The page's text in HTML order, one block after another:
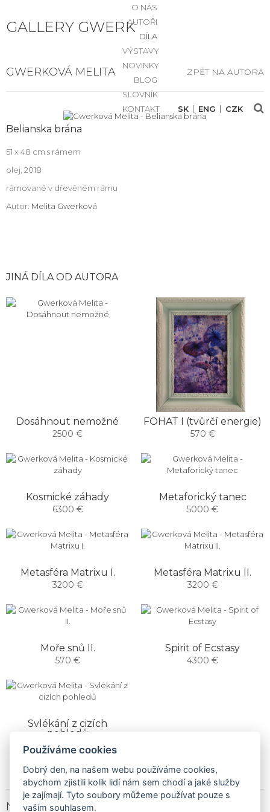
GALLERY GWERK
O NÁS
AUTOŘI
DÍLA
VÝSTAVY
NOVINKY
BLOG
SLOVNÍK
KONTAKT
SK ENG CZK
GWERKOVÁ MELITA ZPĚT NA AUTORA
Belianska brána
51 x 48 cm s rámem
olej, 2018
rámované v dřevěném rámu
Autor: Melita Gwerková
JINÁ DÍLA OD AUTORA
Dosáhnout nemožné
2500 €
FOHAT I (tvůrčí energie)
570 €
Kosmické záhady
6300 €
Metaforický tanec
5000 €
Metasféra Matrixu I.
3200 €
Metasféra Matrixu II.
3200 €
Moře snů II.
570 €
Spirit of Ecstasy
4300 €
Svlékání z cizích
pohledů
1900 €
NEWSLETTER
Používáme cookies
Dobrý den, na našem webu používáme cookies,
abychom zjistili kolik lidí nám sem chodí a jaké služby
je zajímají. Tyto soubory můžeme používat pouze s
vaším souhlasem.